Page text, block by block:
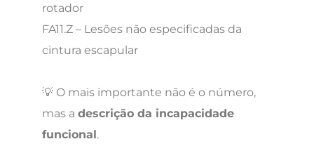
rotador
FA11.Z – Lesões não especificadas da
cintura escapular
💡 O mais importante não é o número,
mas a descrição da incapacidade
funcional.